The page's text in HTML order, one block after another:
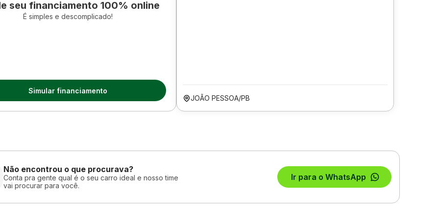
seu financiamento 100% online
É simples e descomplicado!
Simular financiamento
JOÃO PESSOA/PB
Não encontrou o que procurava?
Conta pra gente qual é o seu carro ideal e nosso time
vai procurar para você.
Ir para o WhatsApp